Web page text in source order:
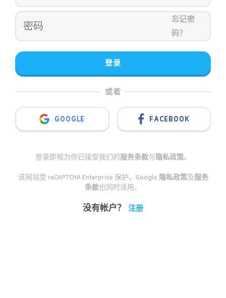
忘记密
码？
登录
或者
GOOGLE FACEBOOK
登录即视为你已接受我们的服务条款与隐私政策。
该网站受 reCAPTCHA Enterprise 保护。Google 隐私政策及服务
条款也同时适用。
没有帐户？ 注册